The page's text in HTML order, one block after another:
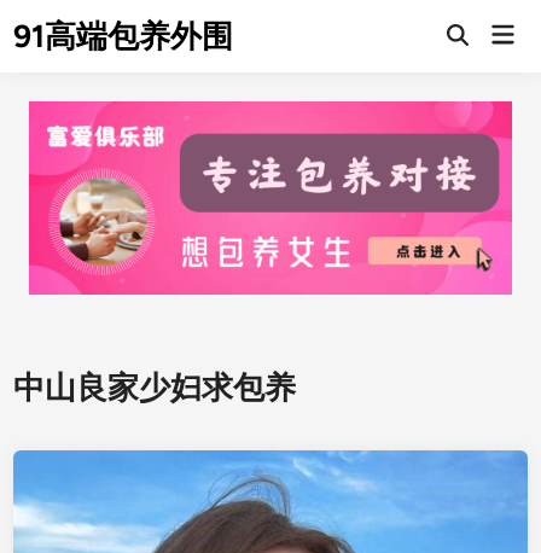
to91高端包养外围
中山良家少妇求包养